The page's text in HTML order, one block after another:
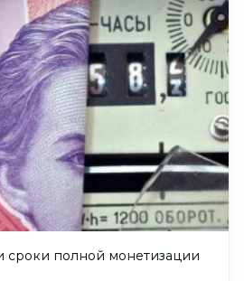
сроки полной монетизации